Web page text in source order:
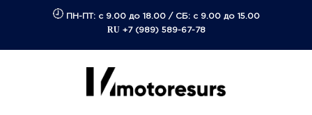
ПН-ПТ: с 9.00 до 18.00/ СБ: с 9.00 до 15.00
RU +7 (989) 589-67-78